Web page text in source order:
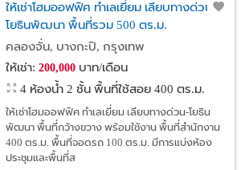
ให้เช่าโฮมออฟฟิศ ทำเลเยี่ยม เลียบทางด่วน-
โยธินพัฒนา พื้นที่รวม 500 ตร.ม.
คลองจั่น, บางกะปิ, กรุงเทพ
ให้เช่า: 200,000บาท/เดือน
4 ห้องน้ำ 2 ชั้น พื้นที่ใช้สอย 400 ตร.ม.
ให้เช่าโฮมออฟฟิศ ทำเลเยี่ยม เลียบทางด่วน-โยธิน
พัฒนา พื้นที่กว้างขวาง พร้อมใช้งาน พื้นที่สำนักงาน
400 ตร.ม. พื้นที่จอดรถ 100 ตร.ม. มีการแบ่งห้อง
ประชุมและพื้นที่ส